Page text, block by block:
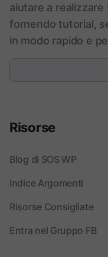
aiutare a
fornendo tutorial,
in modo rapido e
Risorse
Blog di SOS WP
Indice Argomenti
Risorse Consigliate
Entra nel Gruppo FB